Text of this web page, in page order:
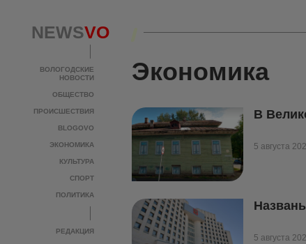
NEWSVO
ВОЛОГОДСКИЕ
НОВОСТИ
ОБЩЕСТВО
ПРОИСШЕСТВИЯ
BLOGOVO
ЭКОНОМИКА
КУЛЬТУРА
СПОРТ
ПОЛИТИКА
РЕДАКЦИЯ
Экономика
В
5 августа
5 августа